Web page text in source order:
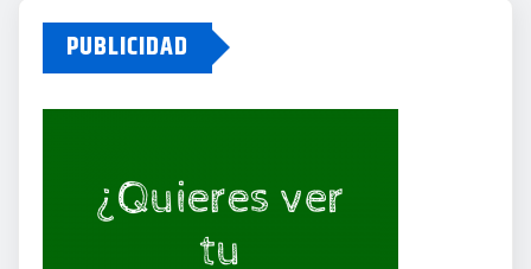
PUBLICIDAD